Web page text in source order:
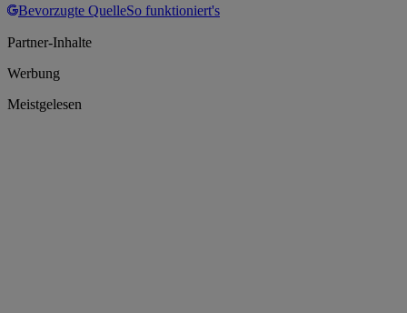
Bevorzugte QuelleSo funktioniert's
Partner-Inhalte
Werbung
Meistgelesen